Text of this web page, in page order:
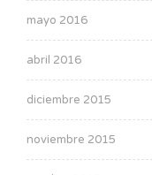
mayo 2016
abril 2016
diciembre 2015
noviembre 2015